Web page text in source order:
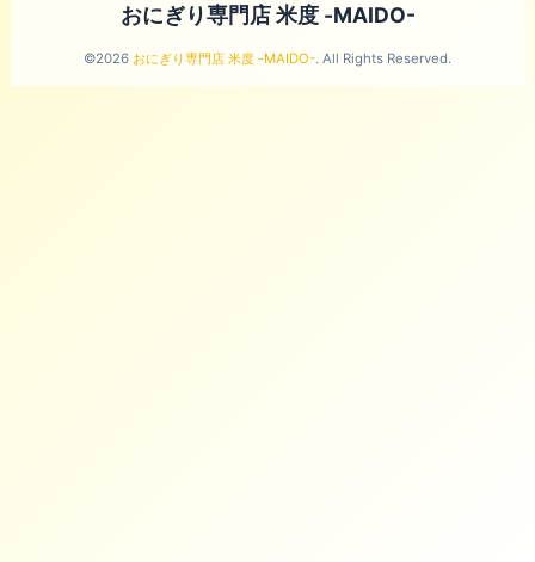
おにぎり専門店 米度 -MAIDO-
©2026 おにぎり専門店 米度 -MAIDO-. All Rights Reserved.